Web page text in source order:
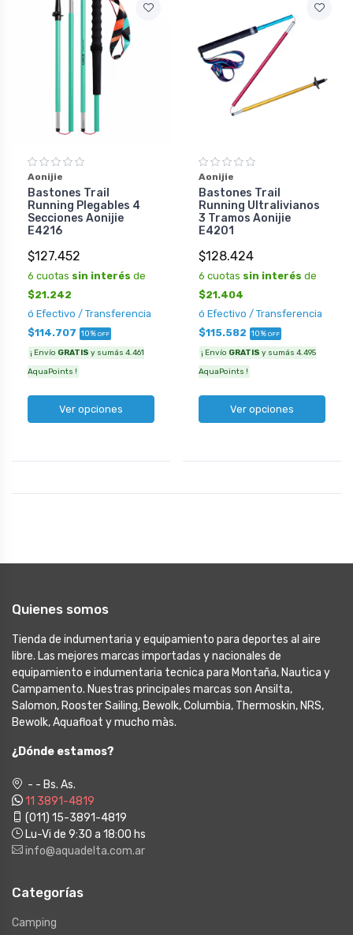
Aonijie
Bastones Trail
Running Plegables 4
Secciones Aonijie
E4216
$127.452
6 cuotas sin interés de
$21.242
ó Efectivo / Transferencia
$114.707 10% OFF
¡ Envío GRATIS y sumás 4.461
AquaPoints !
Ver opciones
Aonijie
Bastones Trail
Running Ultralivianos
3 Tramos Aonijie
E4201
$128.424
6 cuotas sin interés de
$21.404
ó Efectivo / Transferencia
$115.582 10% OFF
¡ Envío GRATIS y sumás 4.495
AquaPoints !
Ver opciones
Quienes somos
Tienda de indumentaria y equipamiento para deportes al aire
libre. Las mejores marcas importadas y nacionales de
equipamiento e indumentaria tecnica para Montaña, Nautica y
Campamento. Nuestras principales marcas son Ansilta,
Salomon, Rooster Sailing, Bewolk, Columbia, Thermoskin, NRS,
Bewolk, Aquafloat y mucho màs.
¿Dónde estamos?
- - Bs. As.
11 3891-4819
(011) 15-3891-4819
Lu-Vi de 9:30 a 18:00 hs
info@aquadelta.com.ar
Categorías
Camping